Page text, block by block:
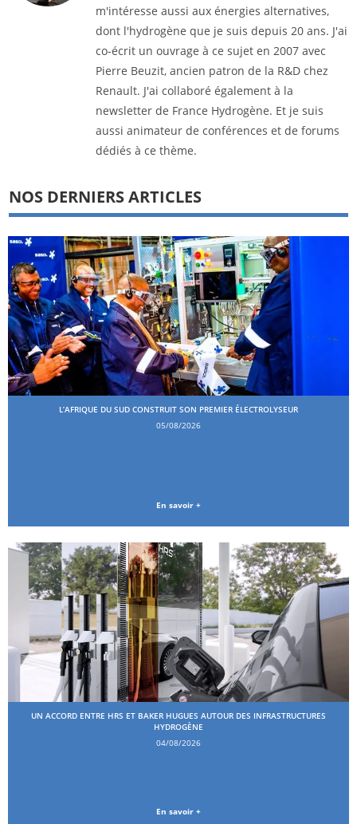
m'intéresse aussi aux énergies alternatives,
dont l'hydrogène que je suis depuis 20 ans. J'ai
co-écrit un ouvrage à ce sujet en 2007 avec
Pierre Beuzit, ancien patron de la R&D chez
Renault. J'ai collaboré également à la
newsletter de France Hydrogène. Et je suis
aussi animateur de conférences et de forums
dédiés à ce thème.
NOS DERNIERS ARTICLES
L’AFRIQUE DU SUD CONSTRUIT SON PREMIER ÉLECTROLYSEUR
05/08/2026
En savoir +
UN ACCORD ENTRE HRS ET BAKER HUGUES AUTOUR DES INFRASTRUCTURES
HYDROGÈNE
04/08/2026
En savoir +